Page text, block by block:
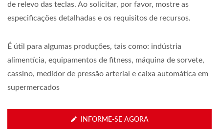
de relevo das teclas. Ao solicitar, por favor, mostre as
especificações detalhadas e os requisitos de recursos.
É útil para algumas produções, tais como: indústria
alimentícia, equipamentos de fitness, máquina de sorvete,
cassino, medidor de pressão arterial e caixa automática em
supermercados
INFORME-SE AGORA